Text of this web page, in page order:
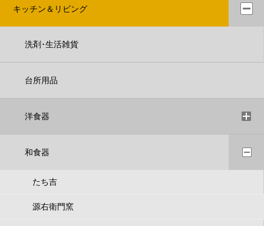
キッチン＆リビング
洗剤･生活雑貨
台所用品
洋食器
和食器
たち吉
源右衛門窯